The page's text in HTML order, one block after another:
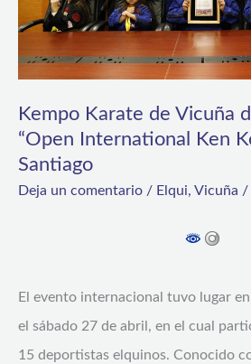
Kempo Karate de Vicuña
“Open International Ken
Santiago
Deja un comentario / Elqui, Vicuña /
El evento internacional tuvo lugar
el sábado 27 de abril, en el cual
15 deportistas elquinos. Conocido
el
“Open
International
Ken
Ken
Toshi”
en